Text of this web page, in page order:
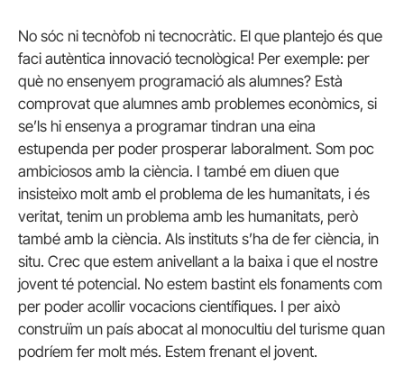
No sóc ni tecnòfob ni tecnocràtic. El que plantejo és que
faci autèntica innovació tecnològica! Per exemple: per
què no ensenyem programació als alumnes? Està
comprovat que alumnes amb problemes econòmics, si
se’ls hi ensenya a programar tindran una eina
estupenda per poder prosperar laboralment. Som poc
ambiciosos amb la ciència. I també em diuen que
insisteixo molt amb el problema de les humanitats, i és
veritat, tenim un problema amb les humanitats, però
també amb la ciència. Als instituts s’ha de fer ciència, in
situ. Crec que estem anivellant a la baixa i que el nostre
jovent té potencial. No estem bastint els fonaments com
per poder acollir vocacions científiques. I per això
construïm un país abocat al monocultiu del turisme quan
podríem fer molt més. Estem frenant el jovent.